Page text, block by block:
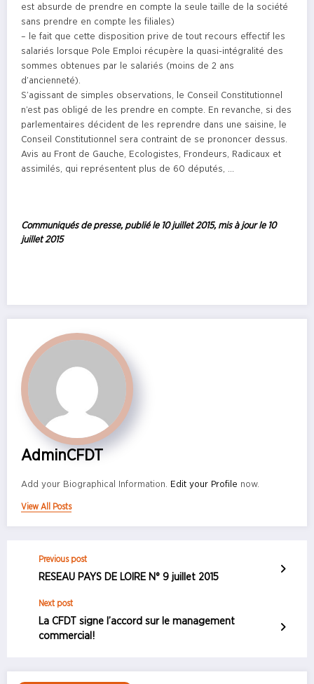
est absurde de prendre en compte la seule taille de la société
sans prendre en compte les filiales)
– le fait que cette disposition prive de tout recours effectif les
salariés lorsque Pole Emploi récupère la quasi-intégralité des
sommes obtenues par le salariés (moins de 2 ans
d’ancienneté).
S’agissant de simples observations, le Conseil Constitutionnel
n’est pas obligé de les prendre en compte. En revanche, si des
parlementaires décident de les reprendre dans une saisine, le
Conseil Constitutionnel sera contraint de se prononcer dessus.
Avis au Front de Gauche, Ecologistes, Frondeurs, Radicaux et
assimilés, qui représentent plus de 60 députés, …
Communiqués de presse, publié le 10 juillet 2015, mis à jour le 10
juillet 2015
AdminCFDT
Add your Biographical Information. Edit your Profile now.
View All Posts
Previous post
RESEAU PAYS DE LOIRE N° 9 juillet 2015
Next post
La CFDT signe l’accord sur le management
commercial!